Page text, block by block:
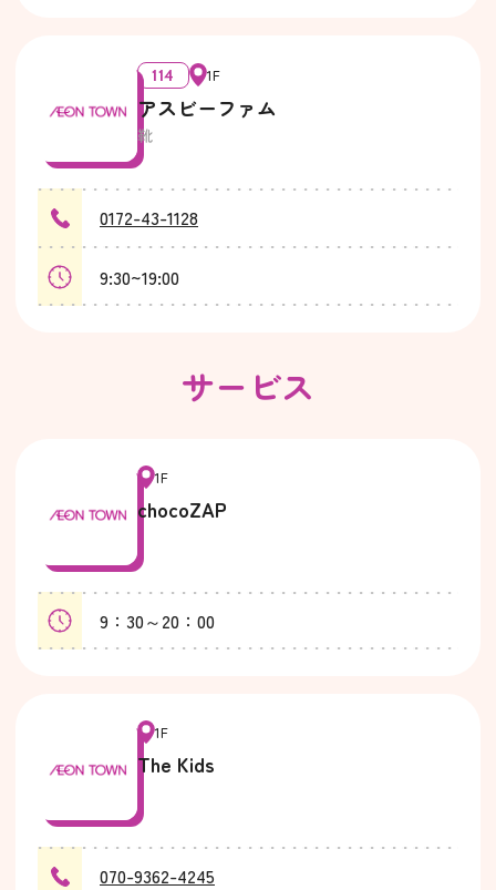
114 1F
アスビーファム
靴
0172-43-1128
9:30~19:00
サービス
1F
chocoZAP
9：30～20：00
1F
The Kids
070-9362-4245